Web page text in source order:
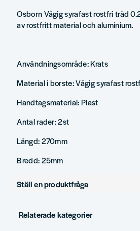
Osborn Vågig syrafast rostfri tråd
av rostfritt material och aluminium.
Användningsområde: Krats
Material i borste: Vågig syrafast
Handtagsmaterial: Plast
Antal rader: 2st
Längd: 270mm
Bredd: 25mm
Ställ en produktfråga
Fråga oss något om denna
Relaterade kategorier